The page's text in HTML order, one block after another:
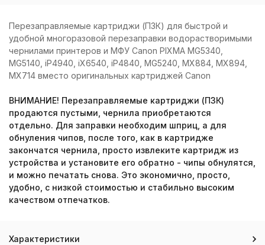
Перезаправляемые картриджи (ПЗК) для быстрой и
удобной многоразовой перезаправки водорастворимыми
чернилами принтеров и МФУ Canon PIXMA MG5340,
MG5140, iP4940, iX6540, iP4840, MG5240, MX884, MX894,
MX714 вместо оригинальных картриджей Canon
ВНИМАНИЕ! Перезаправляемые картриджи (ПЗК)
продаются пустыми, чернила приобретаются
отдельно. Для заправки необходим шприц, а для
обнуления чипов, после того, как в картридже
закончатся чернила, просто извлеките картридж из
устройства и установите его обратно - чипы обнулятся,
и можно печатать снова. Это экономично, просто,
удобно, с низкой стоимостью и стабильно высоким
качеством отпечатков.
Характеристики